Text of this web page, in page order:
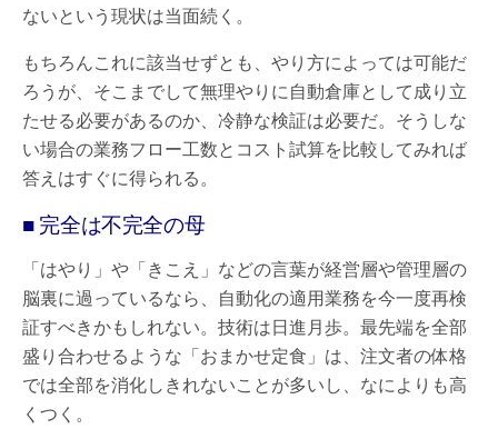
ないという現状は当面続く。
もちろんこれに該当せずとも、やり方によっては可能だ
ろうが、そこまでして無理やりに自動倉庫として成り立
たせる必要があるのか、冷静な検証は必要だ。そうしな
い場合の業務フロー工数とコスト試算を比較してみれば
答えはすぐに得られる。
■ 完全は不完全の母
「はやり」や「きこえ」などの言葉が経営層や管理層の
脳裏に過っているなら、自動化の適用業務を今一度再検
証すべきかもしれない。技術は日進月歩。最先端を全部
盛り合わせるような「おまかせ定食」は、注文者の体格
では全部を消化しきれないことが多いし、なによりも高
くつく。